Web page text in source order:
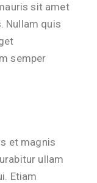
sit amet
Nullam quis
semper
et magnis
ullam
Etiam